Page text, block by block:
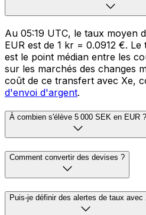
Au 05:19 UTC, le taux moyen
EUR est de 1 kr = 0.0912 €.
est le point médian entre les
sur les marchés des changes
coût de ce transfert avec Xe,
d'envoi d'argent.
À combien s'élève 5 000 SEK en EUR ?
Comment convertir des devises ?
Puis-je définir des alertes de taux avec